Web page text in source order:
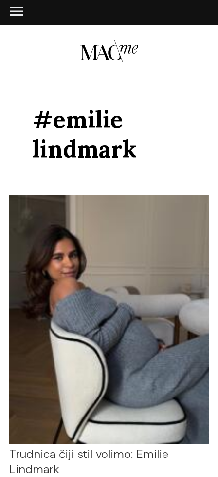
#emilie
lindmark
Trudnica čiji stil volimo: Emilie
Lindmark